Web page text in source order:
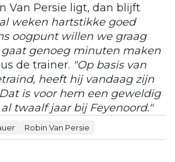
Van Persie ligt, dan blijft
weken hartstikke goed
oogpunt willen we graag
genoeg minuten maken
de trainer. "Op basis van
heeft hij vandaag zijn
is voor hem een geweldig
twaalf jaar bij Feyenoord."
Robin Van Persie